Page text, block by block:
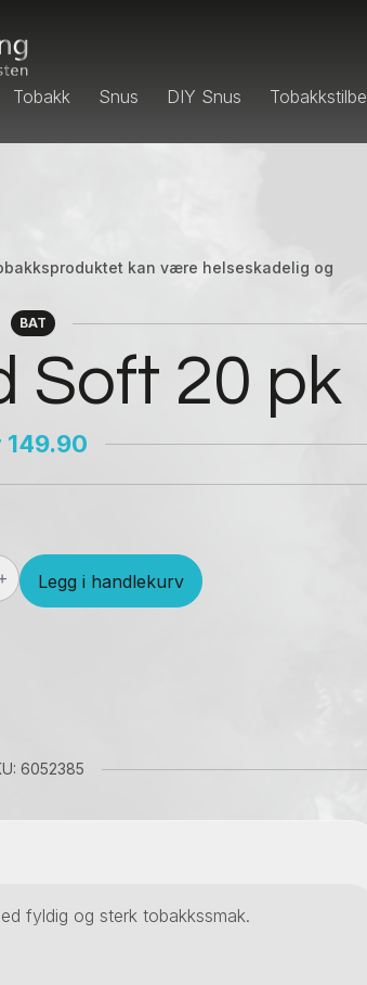
Tobakk Snus DIY Snus
kan være helseskadelig og
BAT
Soft 20 pk
149.90
Legg i handlekurv
6052385
fyldig og sterk tobakkssmak.